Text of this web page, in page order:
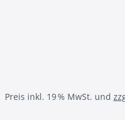
Preis inkl. 19 % MwSt. und